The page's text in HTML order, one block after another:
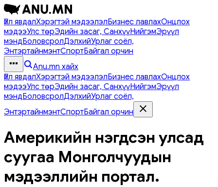
Үйл явдалХэрэгтэй мэдээлэлБизнес лавлахОнцлох
мэдээУлс төрЭдийн засаг, СанхүүНийгэмЭрүүл
мэндБоловсролДэлхийУрлаг соёл,
ЭнтэртайнмэнтСпортБайгал орчин
Anu.mn хайх
Үйл явдалХэрэгтэй мэдээлэлБизнес лавлахОнцлох
мэдээУлс төрЭдийн засаг, СанхүүНийгэмЭрүүл
мэндБоловсролДэлхийУрлаг соёл,
ЭнтэртайнмэнтСпортБайгал орчин
Америкийн нэгдсэн улсад
суугаа Монголчуудын
мэдээллийн портал.